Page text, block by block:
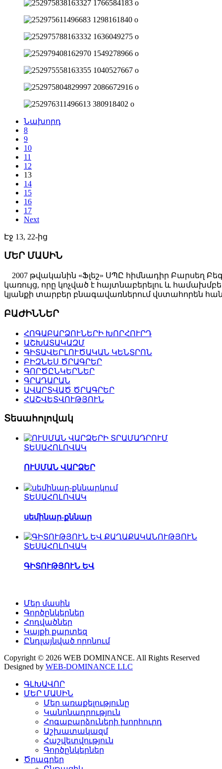
Նախորդ
8
9
10
11
12
13
14
15
16
17
Next
Էջ 13, 22-ից
ՄԵՐ ՄԱՍԻՆ
2007 թվականին «Ֆլեշ» ՍՊԸ հիմնադիր Բարսեղ
կառույց, որը կոչված է հայտնաբերելու և
կյանքի տարբեր բնագավառներում վստահորեն
ԲԱԺԻՆՆԵՐ
ՀՈԳԱԲԱՐՁՈՒՆԵՐԻ ԽՈՐՀՈՒՐԴ
ԱՇԽԱՏԱԿԱԶՄ
ԳԻՏԱՎԵՐԼՈՒԾԱԿԱՆ ԿԵՆՏՐՈՆ
ԲԻԶՆԵՍ ԾՐԱԳՐԵՐ
ԳՈՐԾԸՆԿԵՐՆԵՐ
ԳՐԱԴԱՐԱՆ
ԱՎԱՐՏՎԱԾ ԾՐԱԳՐԵՐ
ՀԱՇՎԵՏՎՈՒԹՅՈՒՆ
Տեսահոլովակ
ՏԵՍԱՀՈԼՈՎԱԿ
ՈՒՍՄԱՆ ՎԱՐՁԵՐ
ՏԵՍԱՀՈԼՈՎԱԿ
սեմինար-քննար
ՏԵՍԱՀՈԼՈՎԱԿ
ԳԻՏՈՒԹՅՈՒՆ ԵՎ
Մեր մասին
Գործընկերներ
Հոդվածներ
Կայքի քարտեզ
Ընդլայնված որոնում
Copyright © 2026 WEB DOMINANCE. All Rights Reserved
Designed by WEB-DOMINANCE LLC
ԳԼԽԱՎՈՐ
ՄԵՐ ՄԱՍԻՆ
Մեր առաքելությունը
Կանոնադրություն
Հոգաբարձուների խորհուրդ
Աշխատակազմ
Հաշվետվություն
Գործընկերներ
Ծրագրեր